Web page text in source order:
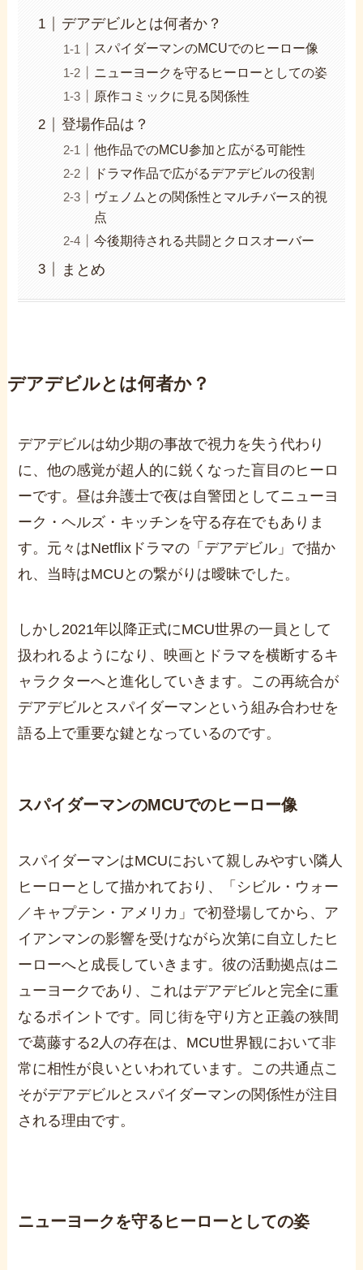
デアデビルとは何者か？
スパイダーマンのMCUでのヒーロー像
ニューヨークを守るヒーローとしての姿
原作コミックに見る関係性
登場作品は？
他作品でのMCU参加と広がる可能性
ドラマ作品で広がるデアデビルの役割
ヴェノムとの関係性とマルチバース的視
点
今後期待される共闘とクロスオーバー
まとめ
デアデビルとは何者か？
デアデビルは幼少期の事故で視力を失う代わり
に、他の感覚が超人的に鋭くなった盲目のヒーロ
ーです。昼は弁護士で夜は自警団としてニューヨ
ーク・ヘルズ・キッチンを守る存在でもありま
す。元々はNetflixドラマの「デアデビル」で描か
れ、当時はMCUとの繋がりは曖昧でした。
しかし2021年以降正式にMCU世界の一員として
扱われるようになり、映画とドラマを横断するキ
ャラクターへと進化していきます。この再統合が
デアデビルとスパイダーマンという組み合わせを
語る上で重要な鍵となっているのです。
スパイダーマンのMCUでのヒーロー像
スパイダーマンはMCUにおいて親しみやすい隣人
ヒーローとして描かれており、「シビル・ウォー
／キャプテン・アメリカ」で初登場してから、ア
イアンマンの影響を受けながら次第に自立したヒ
ーローへと成長していきます。彼の活動拠点はニ
ューヨークであり、これはデアデビルと完全に重
なるポイントです。同じ街を守り方と正義の狭間
で葛藤する2人の存在は、MCU世界観において非
常に相性が良いといわれています。この共通点こ
そがデアデビルとスパイダーマンの関係性が注目
される理由です。
ニューヨークを守るヒーローとしての姿